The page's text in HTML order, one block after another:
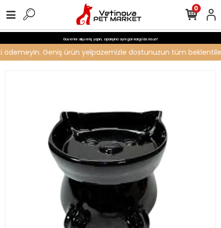
Güvenle alışveriş yapın, siparişiniz aynı gün kargo'da olsun!
Geniş ürün yelpazemizle dostunuzun tüm
0